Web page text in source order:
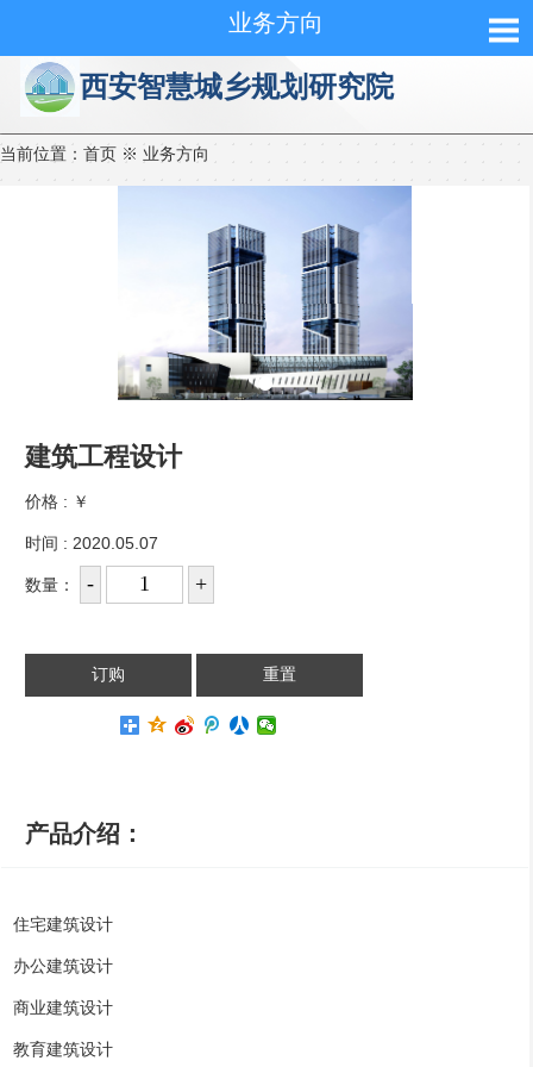
业务方向
西安智慧城乡规划研究院
当前位置： 首页 ※ 业务方向
建筑工程设计
价格 : ￥
时间 : 2020.05.07
数量：
产品介绍：
住宅建筑设计
办公建筑设计
商业建筑设计
教育建筑设计